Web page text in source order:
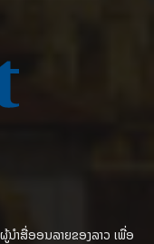
ນຳສື່ອອນລາຍຂອງລາວ ເພື່ອ